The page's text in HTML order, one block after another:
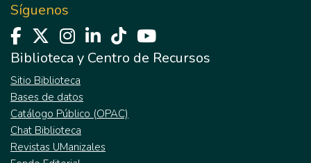
Síguenos
Biblioteca y Centro de Recursos
Sitio Biblioteca
Bases de datos
Catálogo Público (OPAC)
Chat Biblioteca
Revistas UManizales